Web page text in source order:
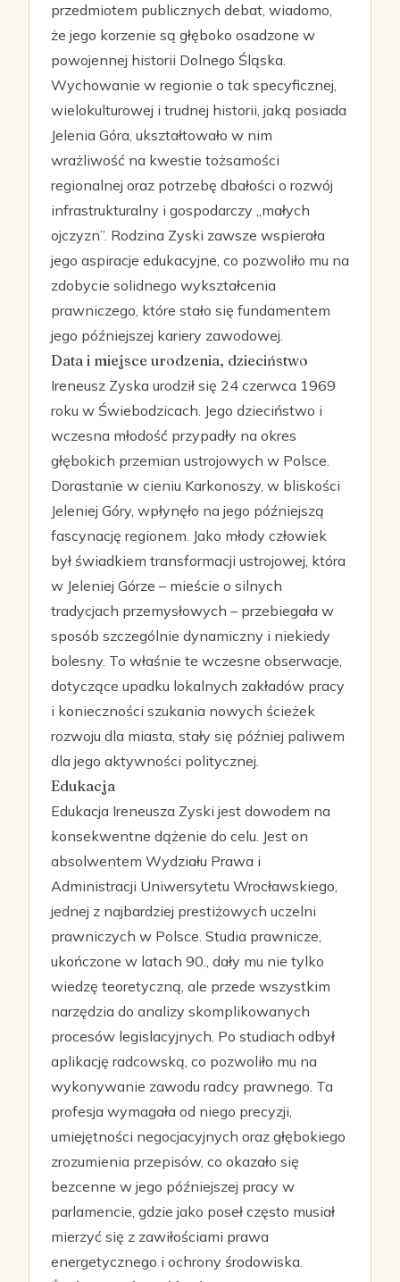
przedmiotem publicznych debat, wiadomo,
że jego korzenie są głęboko osadzone w
powojennej historii Dolnego Śląska.
Wychowanie w regionie o tak specyficznej,
wielokulturowej i trudnej historii, jaką posiada
Jelenia Góra, ukształtowało w nim
wrażliwość na kwestie tożsamości
regionalnej oraz potrzebę dbałości o rozwój
infrastrukturalny i gospodarczy „małych
ojczyzn”. Rodzina Zyski zawsze wspierała
jego aspiracje edukacyjne, co pozwoliło mu na
zdobycie solidnego wykształcenia
prawniczego, które stało się fundamentem
jego późniejszej kariery zawodowej.
Data i miejsce urodzenia, dzieciństwo
Ireneusz Zyska urodził się 24 czerwca 1969
roku w Świebodzicach. Jego dzieciństwo i
wczesna młodość przypadły na okres
głębokich przemian ustrojowych w Polsce.
Dorastanie w cieniu Karkonoszy, w bliskości
Jeleniej Góry, wpłynęło na jego późniejszą
fascynację regionem. Jako młody człowiek
był świadkiem transformacji ustrojowej, która
w Jeleniej Górze – mieście o silnych
tradycjach przemysłowych – przebiegała w
sposób szczególnie dynamiczny i niekiedy
bolesny. To właśnie te wczesne obserwacje,
dotyczące upadku lokalnych zakładów pracy
i konieczności szukania nowych ścieżek
rozwoju dla miasta, stały się później paliwem
dla jego aktywności politycznej.
Edukacja
Edukacja Ireneusza Zyski jest dowodem na
konsekwentne dążenie do celu. Jest on
absolwentem Wydziału Prawa i
Administracji Uniwersytetu Wrocławskiego,
jednej z najbardziej prestiżowych uczelni
prawniczych w Polsce. Studia prawnicze,
ukończone w latach 90., dały mu nie tylko
wiedzę teoretyczną, ale przede wszystkim
narzędzia do analizy skomplikowanych
procesów legislacyjnych. Po studiach odbył
aplikację radcowską, co pozwoliło mu na
wykonywanie zawodu radcy prawnego. Ta
profesja wymagała od niego precyzji,
umiejętności negocjacyjnych oraz głębokiego
zrozumienia przepisów, co okazało się
bezcenne w jego późniejszej pracy w
parlamencie, gdzie jako poseł często musiał
mierzyć się z zawiłościami prawa
energetycznego i ochrony środowiska.